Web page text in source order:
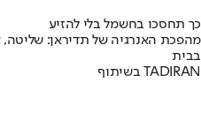
כך תחסכו בחשמל בלי להזיע
מהפכת האנרגיה של תדיראן:
בבית
בשיתוף TADIRAN